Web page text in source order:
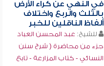
في النهي عن كراء الأرض
بالثلث والربع واختلاف
ألفاظ الناقلين للخبر
للشيخ: عبد المحسن العباد
جزء من محاضرة ( شرح سنن
النسائي - كتاب المزارعة - تابع